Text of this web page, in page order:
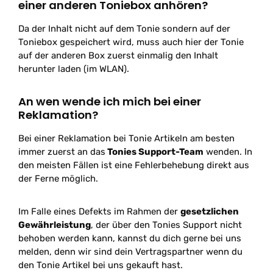
einer anderen Toniebox anhören?
Da der Inhalt nicht auf dem Tonie sondern auf der
Toniebox gespeichert wird, muss auch hier der Tonie
auf der anderen Box zuerst einmalig den Inhalt
herunter laden (im WLAN).
An wen wende ich mich bei einer
Reklamation?
Bei einer Reklamation bei Tonie Artikeln am besten
immer zuerst an das Tonies Support-Team wenden. In
den meisten Fällen ist eine Fehlerbehebung direkt aus
der Ferne möglich.
Im Falle eines Defekts im Rahmen der gesetzlichen
Gewährleistung, der über den Tonies Support nicht
behoben werden kann, kannst du dich gerne bei uns
melden, denn wir sind dein Vertragspartner wenn du
den Tonie Artikel bei uns gekauft hast.